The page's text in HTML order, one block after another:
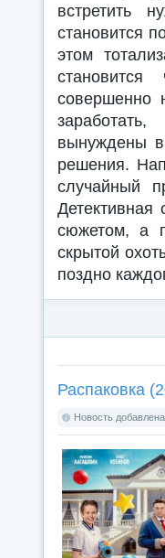
встретить
становится
этом
совершенно
вынуждены
решения.
случайный
Детективная
сюжетом, а
скрытой
поздно
Распаковка
Новость